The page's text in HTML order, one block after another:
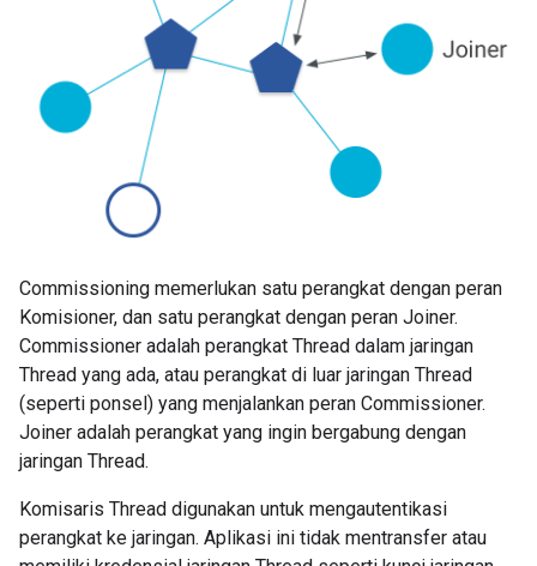
Commissioning memerlukan satu perangkat dengan peran
Komisioner, dan satu perangkat dengan peran Joiner.
Commissioner adalah perangkat Thread dalam jaringan
Thread yang ada, atau perangkat di luar jaringan Thread
(seperti ponsel) yang menjalankan peran Commissioner.
Joiner adalah perangkat yang ingin bergabung dengan
jaringan Thread.
Komisaris Thread digunakan untuk mengautentikasi
perangkat ke jaringan. Aplikasi ini tidak mentransfer atau